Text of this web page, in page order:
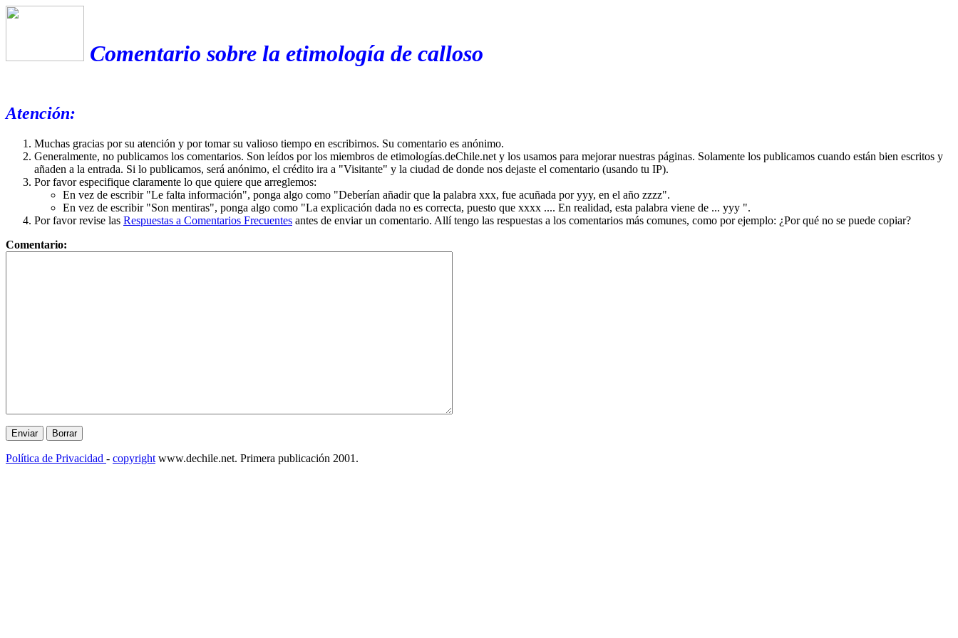
Comentario sobre la etimología de calloso
Atención:
Muchas gracias por su atención y por tomar su valioso tiempo en escribirnos. Su comentario es anónimo.
Generalmente, no publicamos los comentarios. Son leídos por los miembros de etimologías.deChile.net y los usamos para mejorar nuestras páginas. Solamente los publicamos cuando están bien escritos y
añaden a la entrada. Si lo publicamos, será anónimo, el crédito ira a "Visitante" y la ciudad de donde nos dejaste el comentario (usando tu IP).
Por favor especifique claramente lo que quiere que arreglemos:
En vez de escribir "Le falta información", ponga algo como "Deberían añadir que la palabra xxx, fue acuñada por yyy, en el año zzzz".
En vez de escribir "Son mentiras", ponga algo como "La explicación dada no es correcta, puesto que xxxx .... En realidad, esta palabra viene de ... yyy ".
Por favor revise las Respuestas a Comentarios Frecuentes antes de enviar un comentario. Allí tengo las respuestas a los comentarios más comunes, como por ejemplo: ¿Por qué no se puede copiar?
Comentario:
Política de Privacidad - copyright www.dechile.net. Primera publicación 2001.